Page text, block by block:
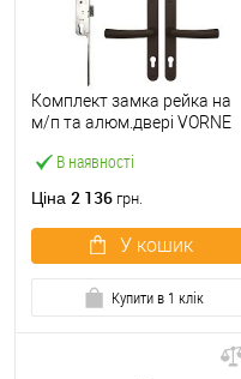
В наявності
Комплект замка рейка на
м/п та алюм.двері VORNE
ABARO і ручками
Ціна 2 136 грн.
У кошик
Купити в 1 клік